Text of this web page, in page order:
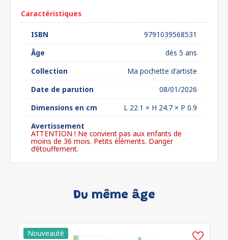
Caractéristiques
ISBN
9791039568531
Âge
dès 5 ans
Collection
Ma pochette d'artiste
Date de parution
08/01/2026
Dimensions en cm
L 22.1 × H 24.7 × P 0.9
Avertissement
ATTENTION ! Ne convient pas aux enfants de
moins de 36 mois. Petits éléments. Danger
d’étouffement.
Du même âge